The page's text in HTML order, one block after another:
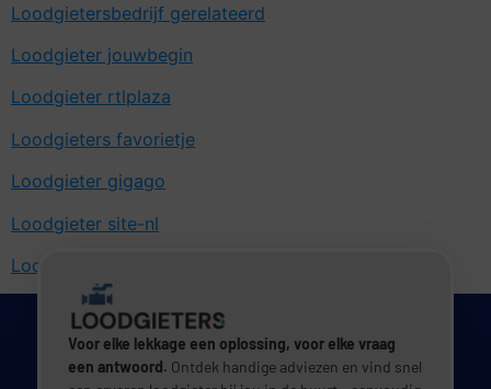
Loodgietersbedrijf gerelateerd
Loodgieter jouwbegin
Loodgieter rtlplaza
Loodgieters favorietje
Loodgieter gigago
Loodgieter site-nl
Loodgieter startmee
Voor elke lekkage een oplossing, voor elke vraag
een antwoord. Ontdek handige adviezen en vind snel